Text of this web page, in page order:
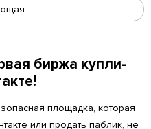
биржа купли-
площадка, которая
или продать паблик, не